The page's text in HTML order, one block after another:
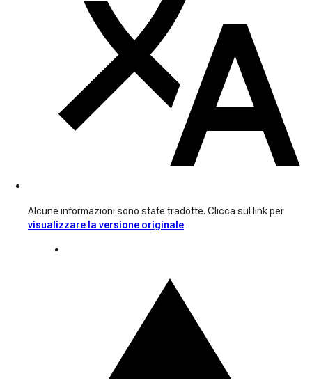
Alcune informazioni sono state tradotte. Clicca sul link per
visualizzare la versione originale .